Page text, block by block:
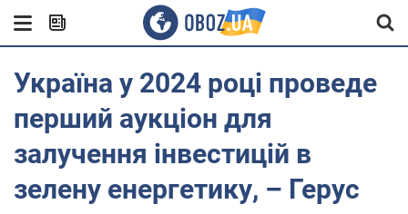
Україна у 2024 році проведе
перший аукціон для
залучення інвестицій в
зелену енергетику, – Герус